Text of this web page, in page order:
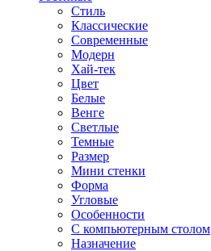
Стиль
Классические
Современные
Модерн
Хай-тек
Цвет
Белые
Венге
Светлые
Темные
Размер
Мини стенки
Форма
Угловые
Особенности
С компьютерным столом
Назначение